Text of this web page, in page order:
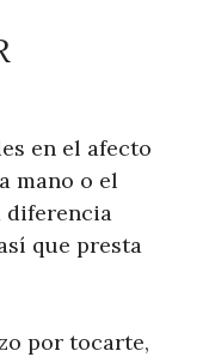
en el afecto
mano o el
diferencia
que presta
por tocarte,